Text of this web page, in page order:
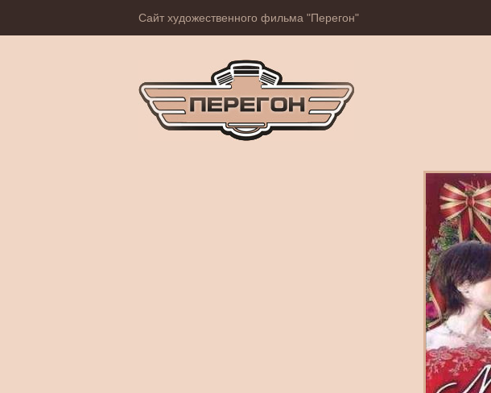
Сайт художественного фильма "Перегон"